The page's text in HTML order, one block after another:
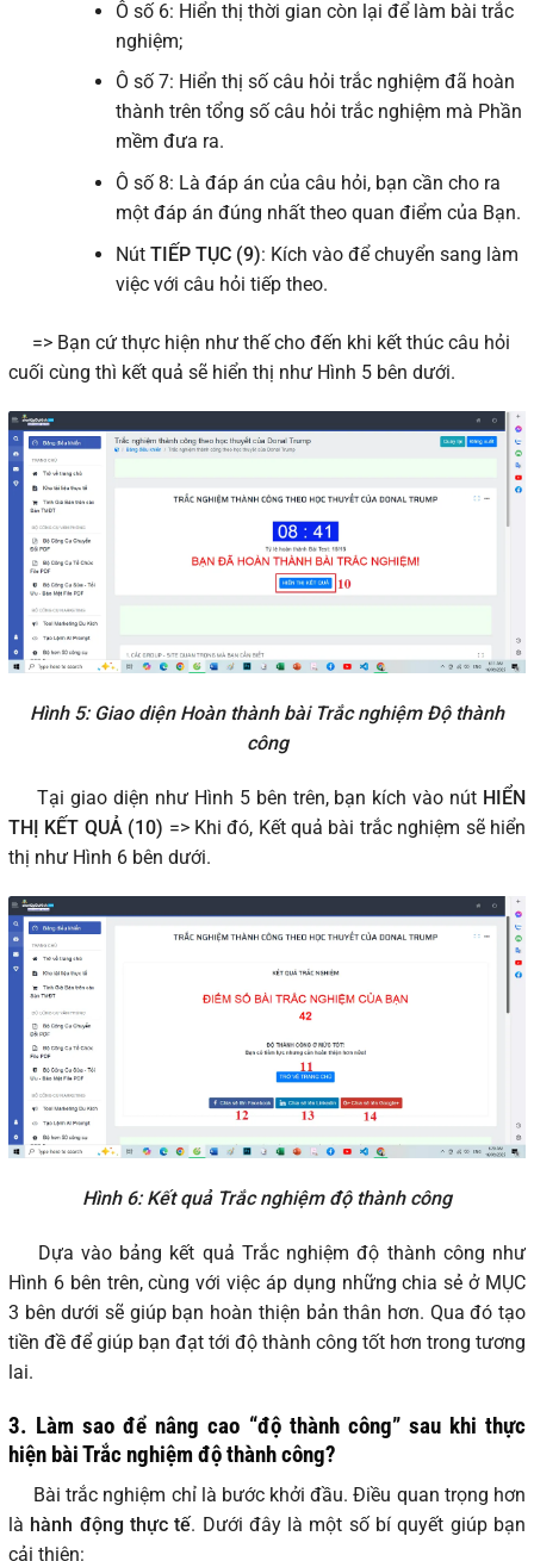
Ô số 6: Hiển thị thời gian còn lại để làm bài trắc
nghiệm;
Ô số 7: Hiển thị số câu hỏi trắc nghiệm đã hoàn
thành trên tổng số câu hỏi trắc nghiệm mà Phần
mềm đưa ra.
Ô số 8: Là đáp án của câu hỏi, bạn cần cho ra
một đáp án đúng nhất theo quan điểm của Bạn.
Nút TIẾP TỤC (9): Kích vào để chuyển sang làm
việc với câu hỏi tiếp theo.
=> Bạn cứ thực hiện như thế cho đến khi kết thúc câu hỏi
cuối cùng thì kết quả sẽ hiển thị như Hình 5 bên dưới.
Hình 5: Giao diện Hoàn thành bài Trắc nghiệm Độ thành
công
Tại giao diện như Hình 5 bên trên, bạn kích vào nút HIỂN
THỊ KẾT QUẢ (10) => Khi đó, Kết quả bài trắc nghiệm sẽ hiển
thị như Hình 6 bên dưới.
Hình 6: Kết quả Trắc nghiệm độ thành công
Dựa vào bảng kết quả Trắc nghiệm độ thành công như
Hình 6 bên trên, cùng với việc áp dụng những chia sẻ ở MỤC
3 bên dưới sẽ giúp bạn hoàn thiện bản thân hơn. Qua đó tạo
tiền đề để giúp bạn đạt tới độ thành công tốt hơn trong tương
lai.
3. Làm sao để nâng cao “độ thành công” sau khi thực
hiện bài Trắc nghiệm độ thành công?
Bài trắc nghiệm chỉ là bước khởi đầu. Điều quan trọng hơn
là hành động thực tế. Dưới đây là một số bí quyết giúp bạn
cải thiện: